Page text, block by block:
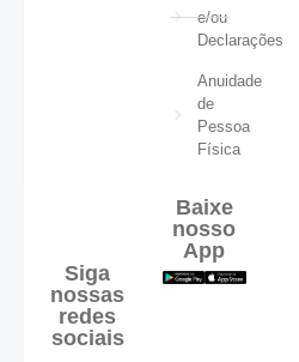
e/ou
Declarações
Anuidade
de
Pessoa
Física
Siga
nossas
redes
sociais
Baixe
nosso
App